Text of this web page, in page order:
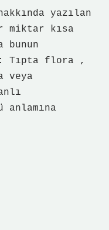
yazılan
miktar kısa
bunun
Tıpta flora ,
veya
anlamına